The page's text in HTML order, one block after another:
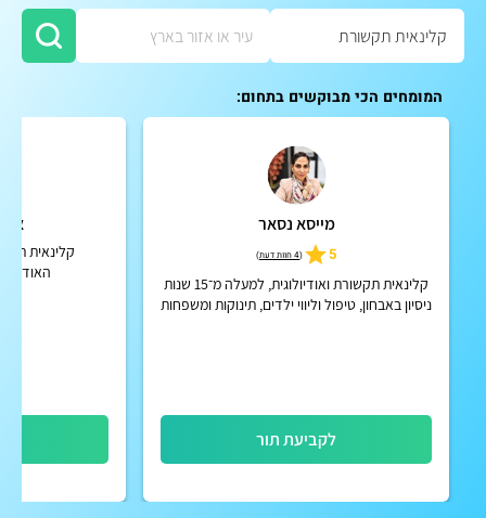
המומחים הכי מבוקשים בתחום:
מייסא נסאר
5
(4 חוות דעת )
קלינאית תקשורת ואודיולוגית, למעלה מ־15 שנות
ניסיון באבחון, טיפול וליווי ילדים, תינוקות ומשפחות
לקביעת תור
קלינאית